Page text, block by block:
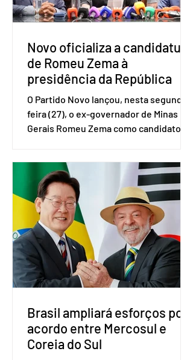
empreendedores 60+ formalizados
atingiram o maior rendime
Novo oficializa a candidatura
de Romeu Zema à
presidência da República
O Partido Novo lançou, nesta segunda-
feira (27), o ex-governador de Minas
Gerais Romeu Zema como candidato à
Brasília. O Novo ainda não definiu quem
vai compor a chapa como candidato a
vice-presidente. A convenção contou
com a presença do presidente nacional
do partido, Eduardo Ribeiro, e do
senador Eduardo Girão, filiado ao Novo
desde fevereiro de 2023. Formado em
administração de empresas pela
Fundaç
Brasil ampliará esforços por
acordo entre Mercosul e
Coreia do Sul